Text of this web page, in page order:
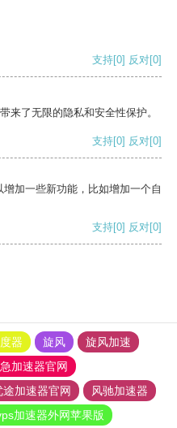
支持[0] 反对[0]
来了无限的隐私和安全性保护。
支持[0] 反对[0]
加一些新功能，比如增加一个自
支持[0] 反对[0]
器 旋风
旋风加速
加速器官网
途加速器官网
风驰加速器
加速器外网苹果版